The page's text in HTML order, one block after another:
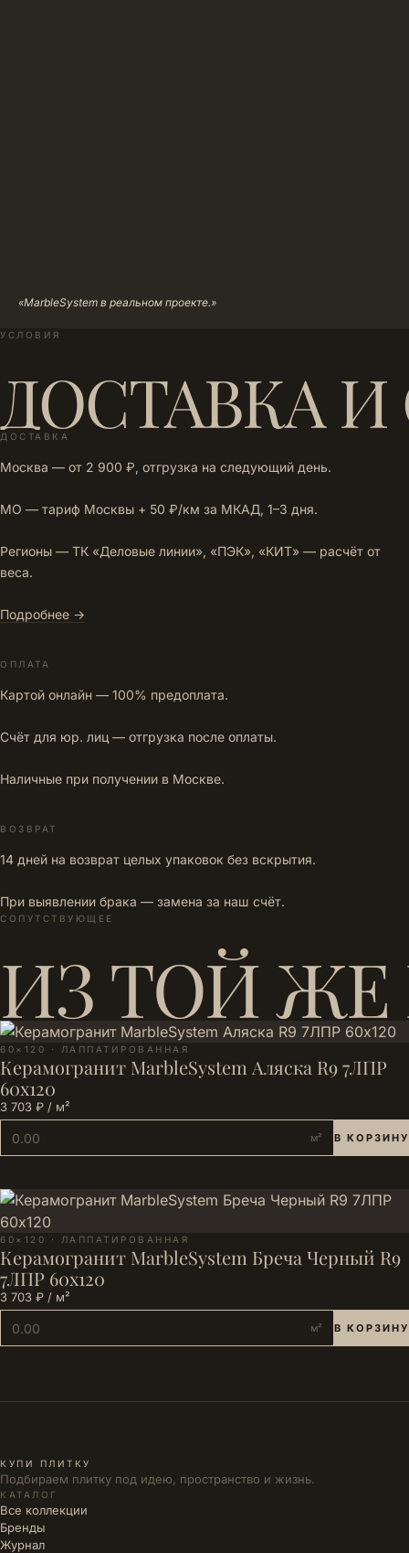
«MarbleSystem в реальном проекте.»
УСЛОВИЯ
ДОСТАВКА
ДОСТАВКА
Москва — от 2 900 ₽, отгрузка на следующий день.
МО — тариф Москвы + 50 ₽/км за МКАД, 1–3 дня.
Регионы — ТК «Деловые линии», «ПЭК», «КИТ» — расчёт от
веса.
Подробнее →
ОПЛАТА
Картой онлайн — 100% предоплата.
Счёт для юр. лиц — отгрузка после оплаты.
Наличные при получении в Москве.
ВОЗВРАТ
14 дней на возврат целых упаковок без вскрытия.
При выявлении брака — замена за наш счёт.
СОПУТСТВУЮЩЕЕ
ИЗ ТОЙ ЖЕ
60×120 · ЛАППАТИРОВАННАЯ
Керамогранит MarbleSystem Аляска R9 7ЛПР
60x120
3 703 ₽ / м²
м² В КОРЗИНУ
60×120 · ЛАППАТИРОВАННАЯ
Керамогранит MarbleSystem Бреча Черный R9
7ЛПР 60x120
3 703 ₽ / м²
м² В КОРЗИНУ
КУПИ ПЛИТКУ
Подбираем плитку под идею, пространство и жизнь.
КАТАЛОГ
Все коллекции
Бренды
Журнал